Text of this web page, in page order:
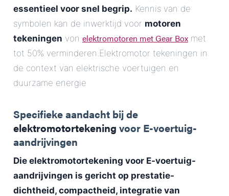
essentieel voor snel begrip. Kennis van de
symbolen kan de inwerktijd voor motoren
tekeningen von elektromotoren met Gear Box met
tot 50% verminderen.Elektromotor tekeningen in
de context van elektrische voertuigen en
duurzame energie
Specifieke aandacht bij de
elektromotortekening voor E-voertuig-
aandrijvingen
Die elektromotortekening voor E-voertuig-
aandrijvingen is gericht op prestatie-
dichtheid, compactheid, integratie van